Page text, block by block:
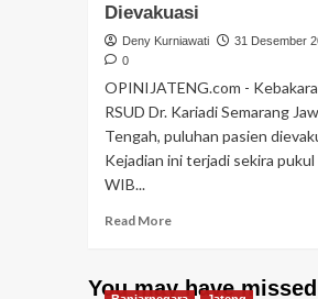
Dievakuasi
Deny Kurniawati
31 Desember
0
OPINIJATENG.com -
RSUD Dr. Kariadi Semarang
Tengah, puluhan pasien
Kejadian ini terjadi sekira pukul
WIB...
Read More
You may have missed